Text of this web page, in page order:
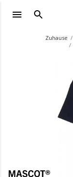
Zuhause